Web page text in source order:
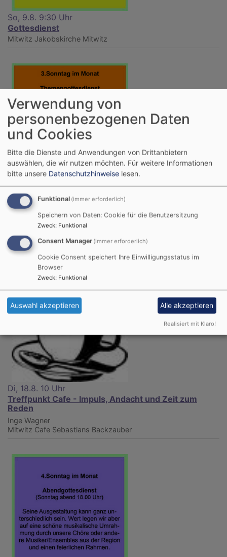
So, 9.8. 9:30 Uhr
Gottesdienst
Mitwitz Jakobskirche Mitwitz
So, 16.8. 9:30 Uhr
Gottesdienst
Mitwitz
Di, 18.8. 10 Uhr
Treffpunkt Cafe - Impuls, Andacht und Zeit zum
Reden
Inge Wagner
Mitwitz Cafe Sebastians Backzauber
Verwendung von
personenbezogenen Daten
und Cookies
Bitte die Dienste und Anwendungen von Drittanbietern
auswählen, die wir nutzen möchten. Für weitere Informationen
bitte unsere Datenschutzhinweise lesen.
Funktional (immer erforderlich)
Speichern von Daten: Cookie für die Benutzersitzung
Zweck: Funktional
Consent Manager (immer erforderlich)
Cookie Consent speichert Ihre Einwilligungsstatus im
Browser
Zweck: Funktional
Auswahl akzeptieren Alle akzeptieren
Realisiert mit Klaro!